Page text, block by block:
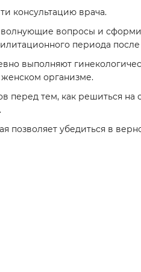
консультацию врача.
волнующие вопросы и
периода после
выполняют
организме.
перед тем, как решиться
позволяет убедиться в